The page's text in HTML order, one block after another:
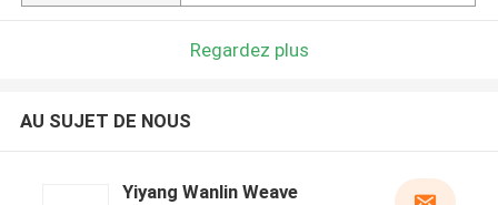
Regardez plus
AU SUJET DE NOUS
Yiyang Wanlin Weave